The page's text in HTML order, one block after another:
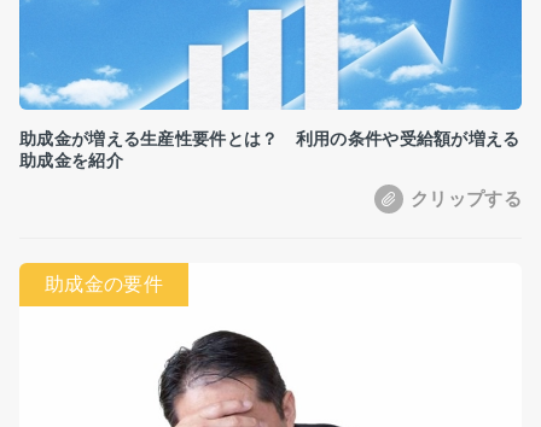
助成金が増える生産性要件とは？ 利用の条件や受給額が増える
助成金を紹介